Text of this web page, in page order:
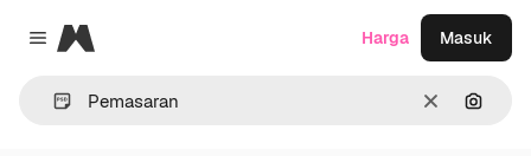
Close menu
Magnific
Jernih
Harga Masuk